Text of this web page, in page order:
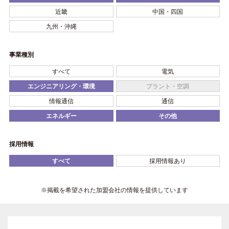
近畿 中国・四国
九州・沖縄
事業種別
すべて 電気
エンジニアリング・環境 プラント・空調
情報通信 通信
エネルギー その他
採用情報
すべて 採用情報あり
※掲載を希望された加盟会社の情報を提供しています